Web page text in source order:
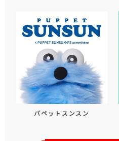
パペットスンスン